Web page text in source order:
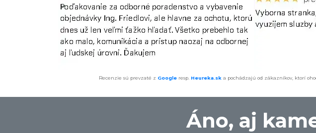
Recenzie sú prevzaté z Google resp. Heureka.sk a pochádzajú od zákazníkov, ktorí
Áno, aj